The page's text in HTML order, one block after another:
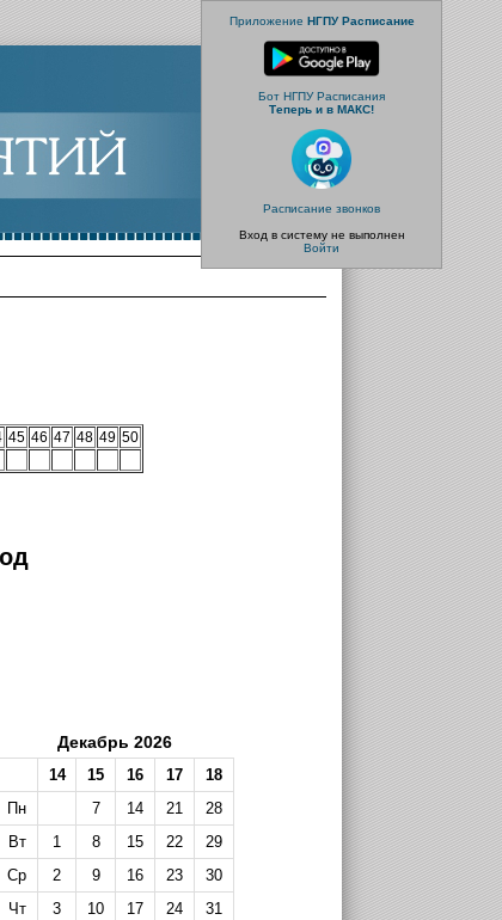
Приложение НГПУ Расписание
Бот НГПУ Расписания
Теперь и в МАКС!
Расписание звонков
Вход в систему не выполнен
Войти
45 46 47 48 49 50
Декабрь 2026
14 15 16 17
18
Пн
7 14 21
28
Вт
1 8 15 22
29
Ср
2 9 16 23
30
Чт
3 10 17 24
31